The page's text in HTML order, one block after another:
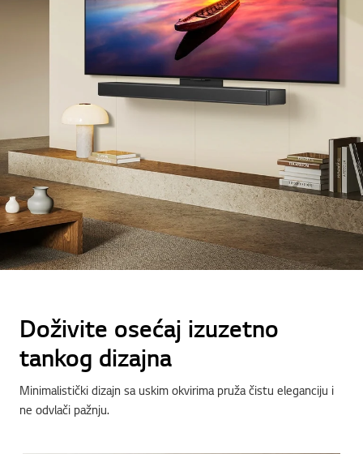
Doživite osećaj izuzetno
tankog dizajna
Minimalistički dizajn sa uskim okvirima pruža čistu eleganciju i
ne odvlači pažnju.